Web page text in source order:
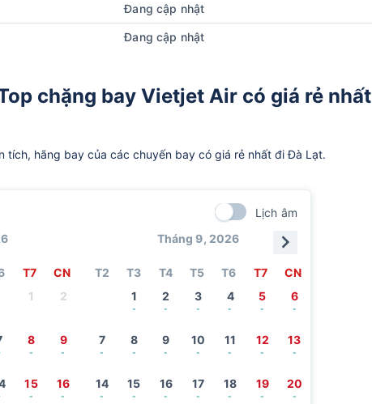
Đang cập nhật
Đang cập nhật
chặng bay Vietjet Air có giá rẻ nhất
tích, hãng bay của các chuyến bay có giá rẻ nhất đi Đà Lạt.
Lịch âm
T7
CN
1
2
8
-
9
-
15
-
16
-
Tháng 9, 2026
T2 T3 T4 T5 T6 T7
CN
1
-
2
-
3
-
4
-
5
-
6
-
7
-
8
-
9
-
10
-
11
-
12
-
13
-
14
-
15
-
16
-
17
-
18
-
19
-
20
-